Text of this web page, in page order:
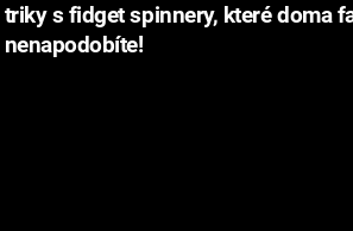
triky s fidget spinnery, které doma
nenapodobíte!